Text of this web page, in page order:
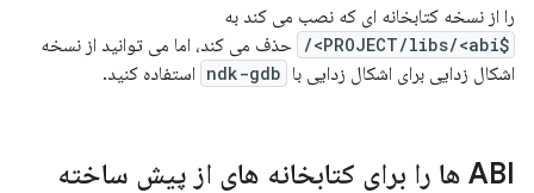
را از نسخه کتابخانه ای که نصب می کند به
$PROJECT/libs/<abi>/
حذف می کند، اما می توانید از نسخه
اشکال زدایی برای اشکال زدایی با ndk-gdb استفاده کنید.
ABI ها را برای کتابخانه های از پیش ساخته